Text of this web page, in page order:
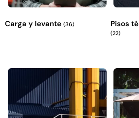
Carga y levante (36) Pisos
(22)